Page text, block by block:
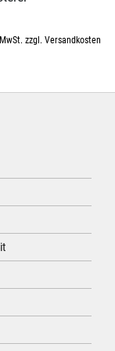
zzgl. Versandkosten